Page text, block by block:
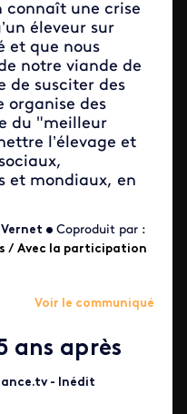
connaît une crise
éleveur sur
et que nous
notre viande de
de susciter des
organise des
du "meilleur
l’élevage et
et mondiaux, en
• Coproduit par :
/ Avec la participation
Voir le communiqué
ans après
- Inédit